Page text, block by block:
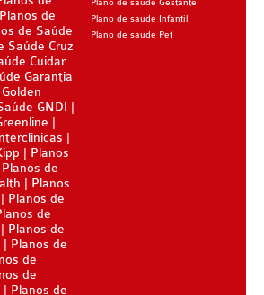
INFANTIL
SAÚDE INFANTIL
INFANTIL
SAÚDE INFANTIL
SAÚDE INFANTIL
SAÚDE INFANTIL
DE SAÚDE INFANTIL
INFANTIL
INFANTIL
Planos de
de Saúde
Saúde Cruz
Cuidar
Garantia
GNDI
Planos
Planos de
Planos
Planos de
de
Planos de
Planos de
de
de
Planos de
Plano de saude Gestante
Plano de saude Infantil
Plano de saude Pet